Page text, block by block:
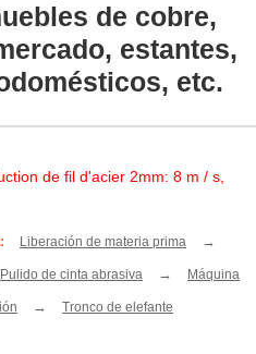
de cobre,
estantes,
etc.
de fil d'acier 2mm: 8 m / s,
Liberación de materia prima →
Pulido de cinta abrasiva → Máquina
→ Tronco de elefante